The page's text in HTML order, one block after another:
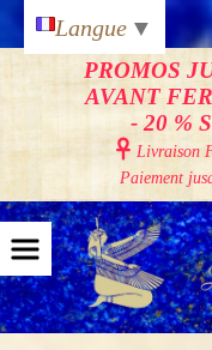
PROMOS
AVANT
- 20 %
 Livraison
Paiement
Langue ▼
Panneau de gestion des